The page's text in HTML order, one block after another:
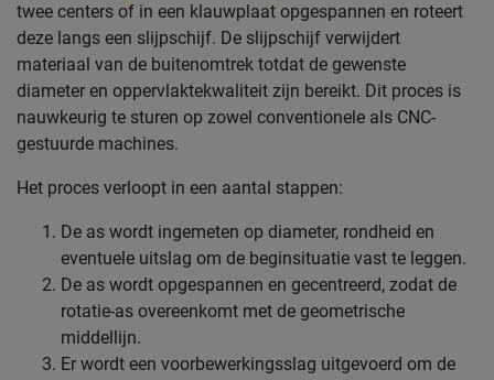
twee centers of in een klauwplaat opgespannen en roteert
deze langs een slijpschijf. De slijpschijf verwijdert
materiaal van de buitenomtrek totdat de gewenste
diameter en oppervlaktekwaliteit zijn bereikt. Dit proces is
nauwkeurig te sturen op zowel conventionele als CNC-
gestuurde machines.
Het proces verloopt in een aantal stappen:
De as wordt ingemeten op diameter, rondheid en
eventuele uitslag om de beginsituatie vast te leggen.
De as wordt opgespannen en gecentreerd, zodat de
rotatie-as overeenkomt met de geometrische
middellijn.
Er wordt een voorbewerkingsslag uitgevoerd om de